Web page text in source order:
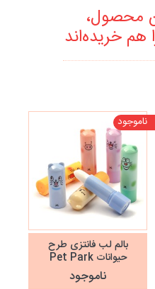
محصول،
هم خریده‌اند
ناموجود
بالم لب فانتزی طرح
حیوانات Pet Park
ناموجود